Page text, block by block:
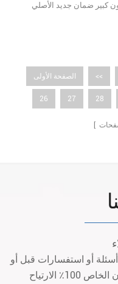
الصفحة الأولى <<
26 27 28
أسئلة أو استفسارات قبل أو